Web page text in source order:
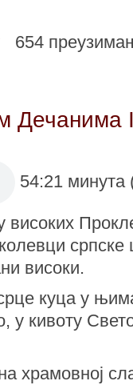
654
Дечанима
54:21
високих
високи.
куца у
у кивоту
храмовној